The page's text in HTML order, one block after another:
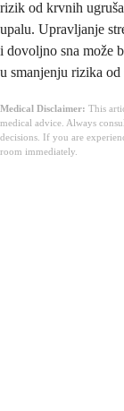
rizik od krvnih
upalu. Upravljanje
i dovoljno sna može
u smanjenju rizika od
Medical Disclaimer: This
medical advice. Always
decisions. If you are
room immediately.